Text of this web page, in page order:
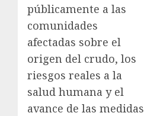
públicamente a las
comunidades
afectadas sobre el
origen del crudo, los
riesgos reales a la
salud humana y el
avance de las medidas